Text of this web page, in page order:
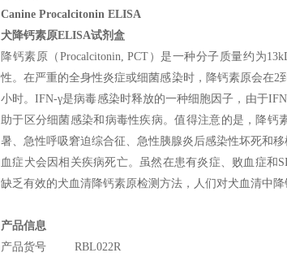
Canine Procalcitonin ELISA
犬降钙素原ELISA试剂盒
降钙素原（Procalcitonin, PCT）是一种分子质量约为
性。在严重的全身性炎症或细菌感染时，降钙素原会在
小时。IFN-γ是病毒感染时释放的一种细胞因子，由于
助于区分细菌感染和病毒性疾病。值得注意的是，降钙
暑、急性呼吸窘迫综合征、急性胰腺炎后感染性坏死和
血症犬会因相关疾病死亡。虽然在患有炎症、败血症和
缺乏有效的犬血清降钙素原检测方法，人们对犬血清中降
产品信息
产品货号
RBL022R